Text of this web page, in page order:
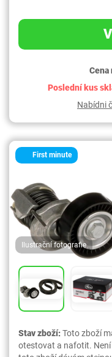
Cena
Poslední kus
Nabídni
First minute
Ilustrační fotografie
Stav zboží:Toto zboží
otestovat a nafotit. Není